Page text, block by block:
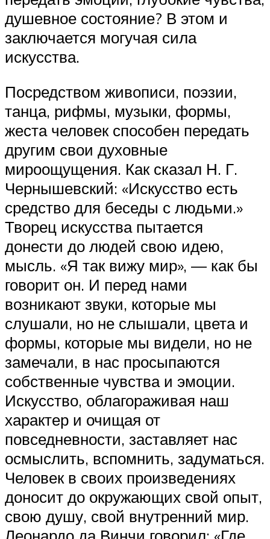
душевное состояние? В этом и
заключается могучая сила
искусства.
Посредством живописи, поэзии,
танца, рифмы, музыки, формы,
жеста человек способен передать
другим свои духовные
мироощущения. Как сказал Н. Г.
Чернышевский: «Искусство есть
средство для беседы с людьми.»
Творец искусства пытается
донести до людей свою идею,
мысль. «Я так вижу мир», — как бы
говорит он. И перед нами
возникают звуки, которые мы
слушали, но не слышали, цвета и
формы, которые мы видели, но не
замечали, в нас просыпаются
собственные чувства и эмоции.
Искусство, облагораживая наш
характер и очищая от
повседневности, заставляет нас
осмыслить, вспомнить, задуматься.
Человек в своих произведениях
доносит до окружающих свой опыт,
свою душу, свой внутренний мир.